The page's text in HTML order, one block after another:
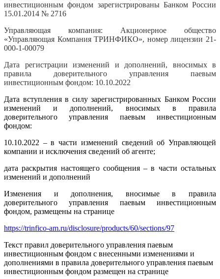
инвестиционным фондом зарегистрированы Банком России
15.01.2014 № 2716
Управляющая компания: Акционерное общество
«Управляющая Компания ТРИНФИКО», номер лицензии 21-
000-1-00079
Дата регистрации изменений и дополнений, вносимых в
правила доверительного управления паевым
инвестиционным фондом: 10.10.2022
Дата вступления в силу зарегистрированных Банком России
изменений и дополнений, вносимых в правила
доверительного управления паевым инвестиционным
фондом:
10.10.2022 – в части изменений сведений об Управляющей
компании и исключения сведений об агенте;
дата раскрытия настоящего сообщения – в части остальных
изменений и дополнений
Изменения и дополнения, вносимые в правила
доверительного управления паевым инвестиционным
фондом, размещены на странице
https://trinfico-am.ru/disclosure/products/60/sections/97
Текст правил доверительного управления паевым
инвестиционным фондом с внесенными изменениями и
дополнениями в правила доверительного управления паевым
инвестиционным фондом размещен на странице